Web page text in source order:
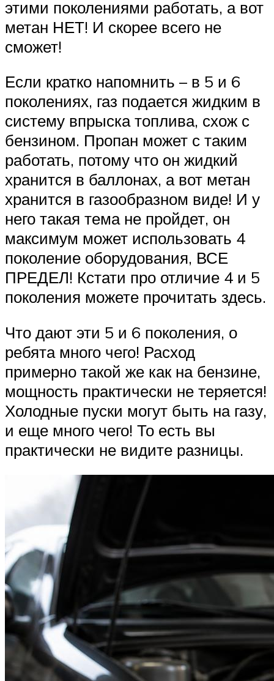
этими поколениями работать, а вот
метан НЕТ! И скорее всего не
сможет!
Если кратко напомнить – в 5 и 6
поколениях, газ подается жидким в
систему впрыска топлива, схож с
бензином. Пропан может с таким
работать, потому что он жидкий
хранится в баллонах, а вот метан
хранится в газообразном виде! И у
него такая тема не пройдет, он
максимум может использовать 4
поколение оборудования, ВСЕ
ПРЕДЕЛ! Кстати про отличие 4 и 5
поколения можете прочитать здесь.
Что дают эти 5 и 6 поколения, о
ребята много чего! Расход
примерно такой же как на бензине,
мощность практически не теряется!
Холодные пуски могут быть на газу,
и еще много чего! То есть вы
практически не видите разницы.